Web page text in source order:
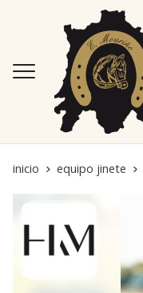
inicio equipo jinete